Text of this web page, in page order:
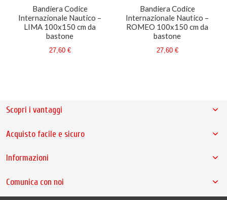
Bandiera Codice
Internazionale Nautico –
LIMA 100x150 cm da
bastone
27,60 €
Bandiera Codice
Internazionale Nautico –
ROMEO 100x150 cm da
bastone
27,60 €
Scopri i vantaggi
Acquisto facile e sicuro
Informazioni
Comunica con noi